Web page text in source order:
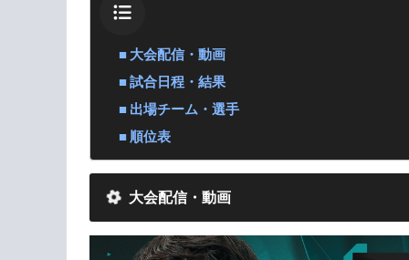
大会配信・動画
試合日程・結果
出場チーム・選手
順位表
大会配信・動画